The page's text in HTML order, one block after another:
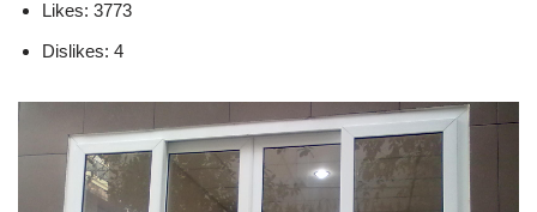
Likes: 3773
Dislikes: 4